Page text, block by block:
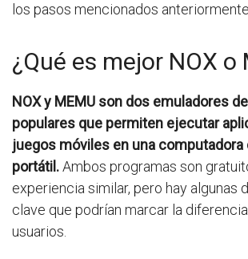
los pasos mencionados anteriormente.
¿Qué es mejor NOX o
NOX y MEMU son dos emuladores
populares que permiten ejecutar
juegos móviles en una
portátil.Ambos programas son
experiencia similar, pero hay algunas
clave que podrían marcar la
usuarios.